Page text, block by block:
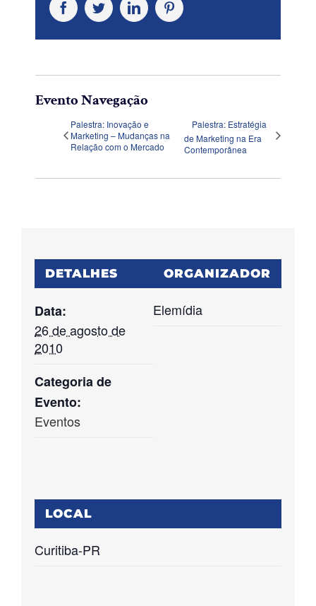
FacebookTwitterLinkedInPinterest
Evento Navegação
Palestra: Inovação e
Marketing – Mudanças na
Relação com o Mercado
Palestra: Estratégia
de Marketing na Era
Contemporânea
DETALHES
Data:
26 de agosto de
2010
Categoria de
Evento:
Eventos
ORGANIZADOR
Elemídia
LOCAL
Curitiba-PR